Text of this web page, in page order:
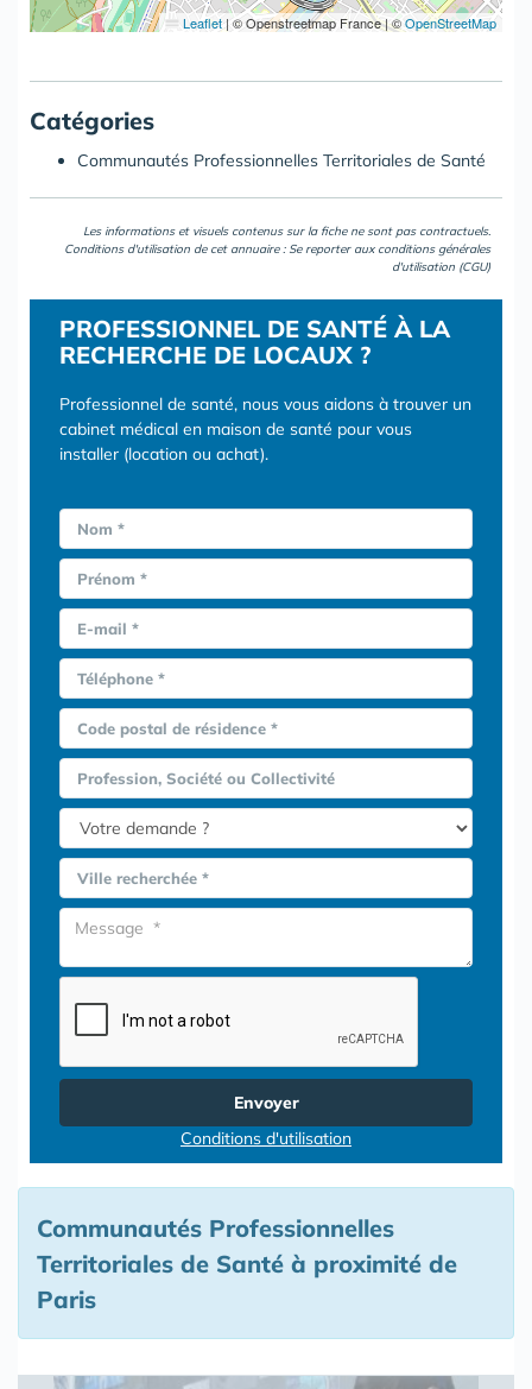
Leaflet| © Openstreetmap France | ©OpenStreetMap
Catégories
Communautés Professionnelles Territoriales de Santé
Les informations et visuels contenus sur la fiche ne sont pas contractuels.
Conditions d'utilisation de cet annuaire : Se reporter aux conditions générales
d'utilisation (CGU)
PROFESSIONNEL DE SANTÉ À LA
RECHERCHE DE LOCAUX ?
Professionnel de santé, nous vous aidons à trouver un
cabinet médical en maison de santé pour vous
installer (location ou achat).
Nom *
Prénom *
E-mail *
Téléphone *
Code postal de résidence *
Profession, Société ou Collectivité
Ville recherchée *
Envoyer
Conditions d'utilisation
Communautés Professionnelles
Territoriales de Santé à proximité de
Paris